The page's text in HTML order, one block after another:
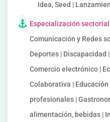
Idea, Seed |
Especialización sectorial
Comunicación y Redes
Deportes | Discapacidad
Comercio electrónico |
Colaborativa |
profesionales |
alimentación, bebidas |